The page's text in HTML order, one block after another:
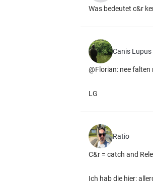
Was bedeutet c&r
Canis Lupus
@Florian: nee
LG
Ratio
C&r = catch and
Ich hab die hier: